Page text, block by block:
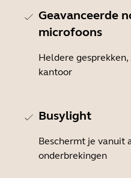
Geavanceerde
microfoons
Heldere
kantoor
Busylight
Beschermt je vanuit
onderbrekingen